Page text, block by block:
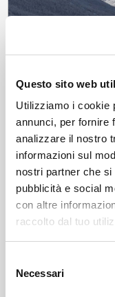
Questo sito web
Utilizziamo i cookie
annunci, per fornire
analizzare il nostro
informazioni sul
nostri partner che
pubblicità e social
con altre
raccolto dal tuo
delNecessari
News
Livigno: dove
Il 29 novembre apre la
invernale speciale, con